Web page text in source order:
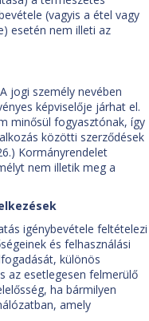
(vagyis a étel vagy
esetén nem illeti az
jogi személy nevében
képviselője járhat el.
minősül fogyasztónak, így
közötti szerződések
Kormányrendelet
nem illetik meg a
igénybevétele feltételezi
és felhasználási
különös
az esetlegesen felmerülő
ha bármilyen
amely